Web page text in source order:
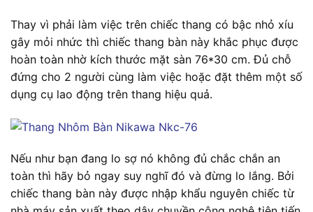
Thay vì phải làm việc trên chiếc thang có bậc nhỏ xíu
gây mỏi nhức thì chiếc thang bàn này khắc phục được
hoàn toàn nhờ kích thước mặt sàn 76*30 cm. Đủ chỗ
đứng cho 2 người cùng làm việc hoặc đặt thêm một số
dụng cụ lao động trên thang hiệu quả.
Nếu như bạn đang lo sợ nó không đủ chắc chắn an
toàn thì hãy bỏ ngay suy nghĩ đó và đừng lo lắng. Bởi
chiếc thang bàn này được nhập khẩu nguyên chiếc từ